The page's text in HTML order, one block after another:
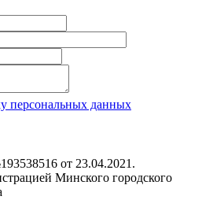
персональных данных
от 23.04.2021.
Минского городского